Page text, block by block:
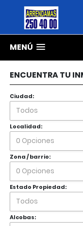
MENÚ
ENCUENTRA TU
Ciudad:
Todos
Localidad:
0 Opciones
Zona / barrio:
0 Opciones
Estado Propiedad:
Todos
Alcobas: